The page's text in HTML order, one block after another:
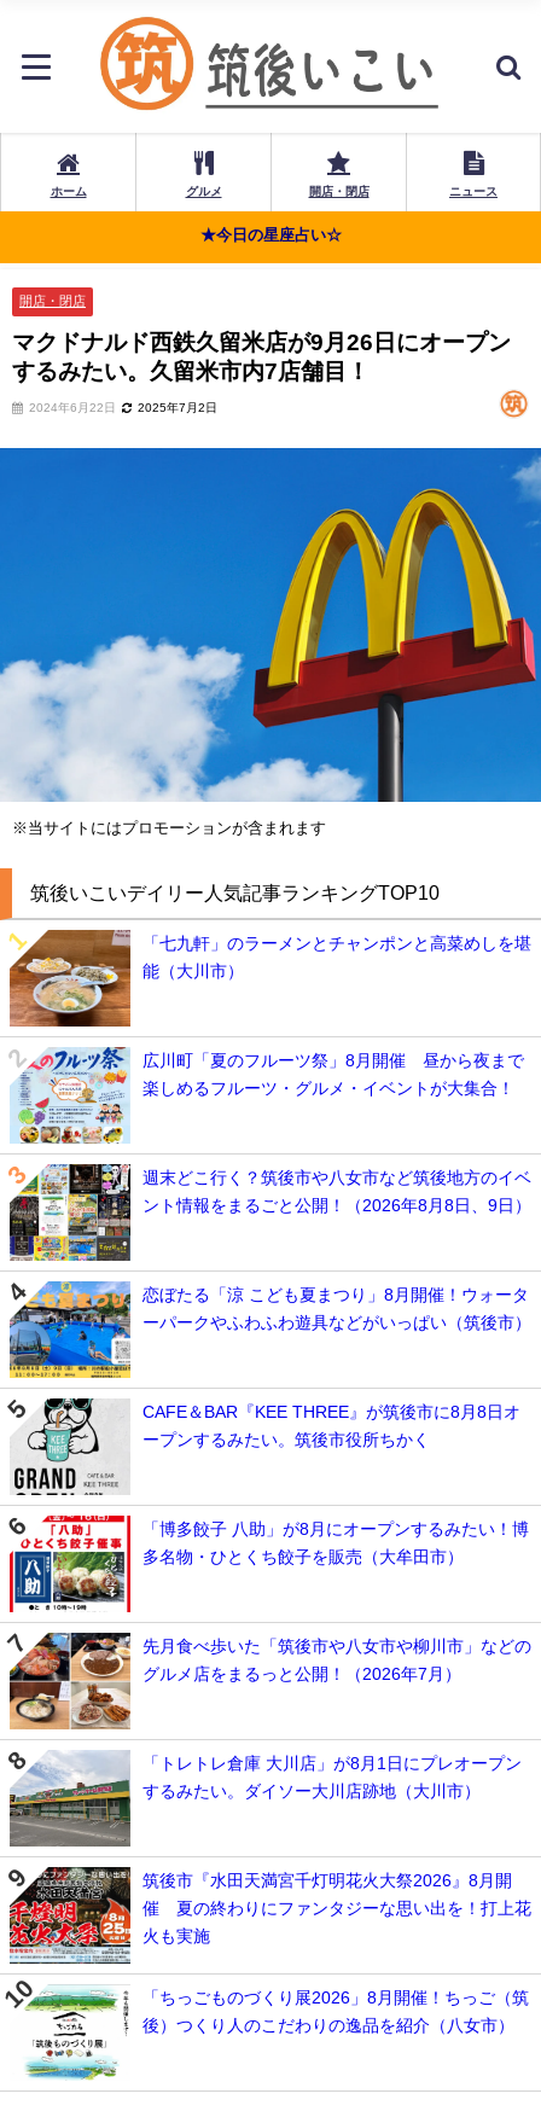
ホーム グルメ 開店・閉店 ニュース
★今日の星座占い☆
開店・閉店
マクドナルド西鉄久留米店が9月26日にオープン
するみたい。久留米市内7店舗目！
2024年6月22日 2025年7月2日
※当サイトにはプロモーションが含まれます
筑後いこいデイリー人気記事ランキングTOP10
「七九軒」のラーメンとチャンポンと高菜めしを堪
能（大川市）
広川町「夏のフルーツ祭」8月開催 昼から夜まで
楽しめるフルーツ・グルメ・イベントが大集合！
週末どこ行く？筑後市や八女市など筑後地方のイベ
ント情報をまるごと公開！（2026年8月8日、9日）
恋ぼたる「涼 こども夏まつり」8月開催！ウォータ
ーパークやふわふわ遊具などがいっぱい（筑後市）
CAFE＆BAR『KEE THREE』が筑後市に8月8日オ
ープンするみたい。筑後市役所ちかく
「博多餃子 八助」が8月にオープンするみたい！博
多名物・ひとくち餃子を販売（大牟田市）
先月食べ歩いた「筑後市や八女市や柳川市」などの
グルメ店をまるっと公開！（2026年7月）
「トレトレ倉庫 大川店」が8月1日にプレオープン
するみたい。ダイソー大川店跡地（大川市）
筑後市『水田天満宮千灯明花火大祭2026』8月開
催 夏の終わりにファンタジーな思い出を！打上花
火も実施
「ちっごものづくり展2026」8月開催！ちっご（筑
後）つくり人のこだわりの逸品を紹介（八女市）